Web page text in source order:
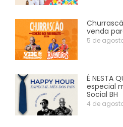
venda
5 de
É NESTA
especial
Social BH
4 de